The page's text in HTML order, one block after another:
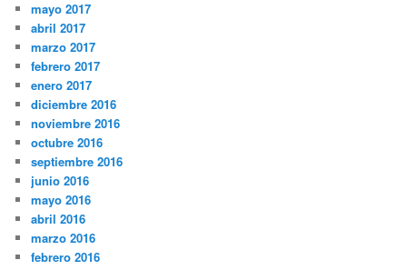
mayo 2017
abril 2017
marzo 2017
febrero 2017
enero 2017
diciembre 2016
noviembre 2016
octubre 2016
septiembre 2016
junio 2016
mayo 2016
abril 2016
marzo 2016
febrero 2016